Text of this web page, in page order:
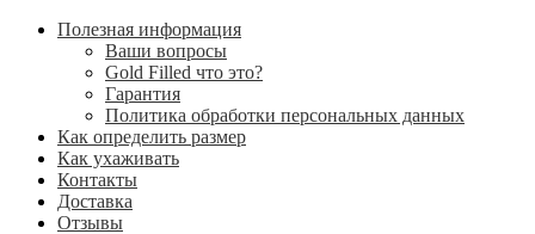
Полезная информация
Ваши вопросы
Gold Filled что это?
Гарантия
Политика обработки персональных данных
Как определить размер
Как ухаживать
Контакты
Доставка
Отзывы